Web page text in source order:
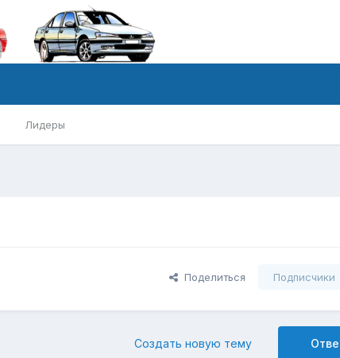
Лидеры
Поделиться Подписчики
Создать новую тему